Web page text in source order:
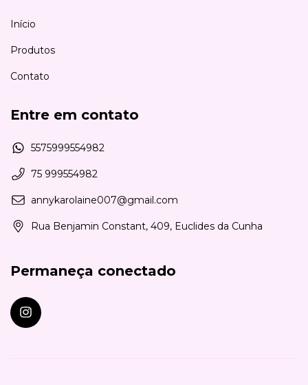
Início
Produtos
Contato
Entre em contato
5575999554982
75 999554982
annykarolaine007@gmail.com
Rua Benjamin Constant, 409, Euclides da Cunha
Permaneça conectado